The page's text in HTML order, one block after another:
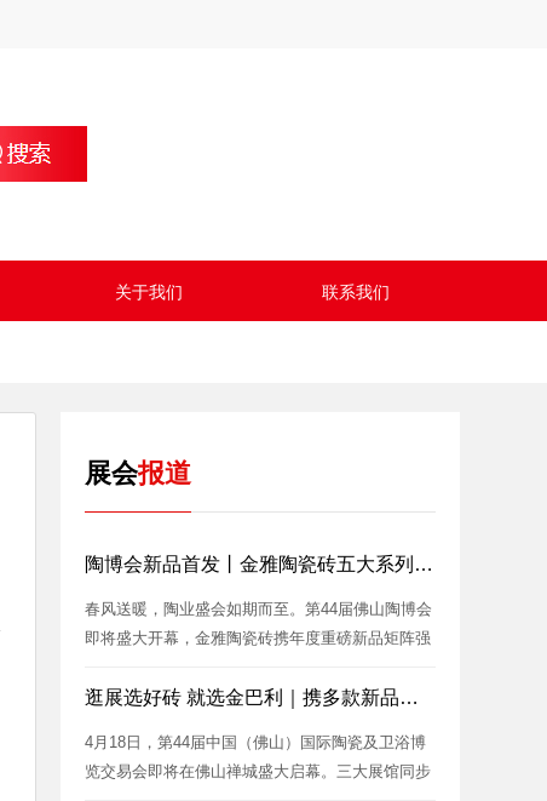
关于我们 联系我们
展会报道
陶博会新品首发丨金雅陶瓷砖五大系列惊艳登场！
春风送暖，陶业盛会如期而至。第44届佛山陶博会
即将盛大开幕，金雅陶瓷砖携年度重磅新品矩阵强
逛展选好砖 就选金巴利｜携多款新品重磅亮相陶博会！
4月18日，第44届中国（佛山）国际陶瓷及卫浴博
览交易会即将在佛山禅城盛大启幕。三大展馆同步